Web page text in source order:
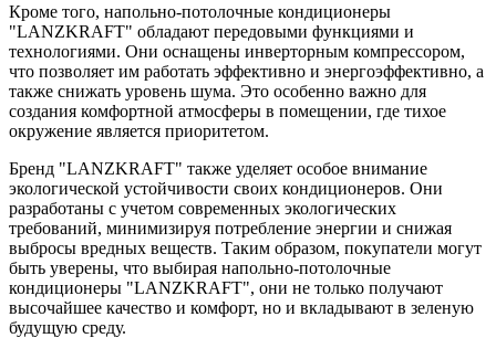
Кроме того, напольно-потолочные кондиционеры
"LANZKRAFT" обладают передовыми функциями и
технологиями. Они оснащены инверторным компрессором,
что позволяет им работать эффективно и энергоэффективно, а
также снижать уровень шума. Это особенно важно для
создания комфортной атмосферы в помещении, где тихое
окружение является приоритетом.
Бренд "LANZKRAFT" также уделяет особое внимание
экологической устойчивости своих кондиционеров. Они
разработаны с учетом современных экологических
требований, минимизируя потребление энергии и снижая
выбросы вредных веществ. Таким образом, покупатели могут
быть уверены, что выбирая напольно-потолочные
кондиционеры "LANZKRAFT", они не только получают
высочайшее качество и комфорт, но и вкладывают в зеленую
будущую среду.